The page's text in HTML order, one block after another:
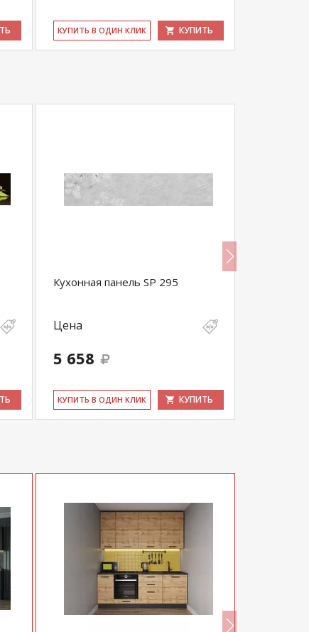
КУ­ПИТЬ В ОДИН КЛИК КУПИТЬ
Кухонная панель SP 295
Цена
5 658
КУ­ПИТЬ В ОДИН КЛИК КУПИТЬ